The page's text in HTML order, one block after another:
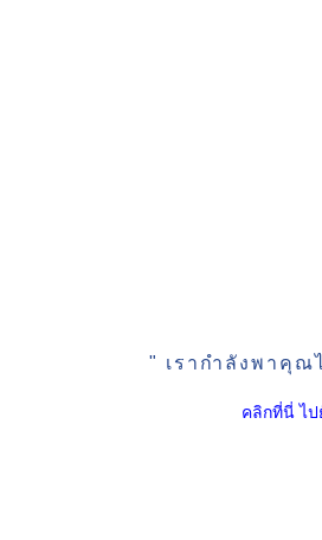
" เรากำลังพาคุณ
คลิกที่นี่ ไป